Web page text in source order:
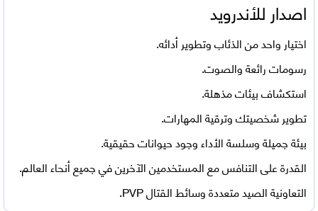
اصدار للأندرويد
اختيار واحد من الذئاب وتطوير أدائه.
رسومات رائعة والصوت.
استكشاف بيئات مذهلة.
تطوير شخصيتك وترقية المهارات.
بيئة جميلة وسلسة الأداء وجود حيوانات حقيقية.
القدرة على التنافس مع المستخدمين الآخرين في جميع أنحاء العالم.
التعاونية الصيد متعددة وسائط القتال PVP.